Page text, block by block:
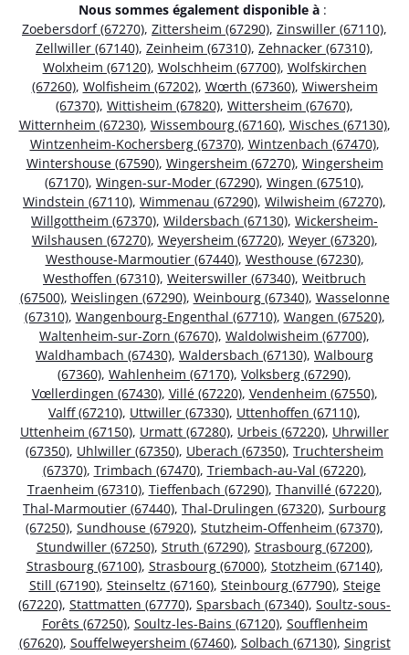
Nous sommes également disponible à :
Zoebersdorf (67270), Zittersheim (67290), Zinswiller (67110),
Zellwiller (67140), Zeinheim (67310), Zehnacker (67310),
Wolxheim (67120), Wolschheim (67700), Wolfskirchen
(67260), Wolfisheim (67202), Wœrth (67360), Wiwersheim
(67370), Wittisheim (67820), Wittersheim (67670),
Witternheim (67230), Wissembourg (67160), Wisches (67130),
Wintzenheim-Kochersberg (67370), Wintzenbach (67470),
Wintershouse (67590), Wingersheim (67270), Wingersheim
(67170), Wingen-sur-Moder (67290), Wingen (67510),
Windstein (67110), Wimmenau (67290), Wilwisheim (67270),
Willgottheim (67370), Wildersbach (67130), Wickersheim-
Wilshausen (67270), Weyersheim (67720), Weyer (67320),
Westhouse-Marmoutier (67440), Westhouse (67230),
Westhoffen (67310), Weiterswiller (67340), Weitbruch
(67500), Weislingen (67290), Weinbourg (67340), Wasselonne
(67310), Wangenbourg-Engenthal (67710), Wangen (67520),
Waltenheim-sur-Zorn (67670), Waldolwisheim (67700),
Waldhambach (67430), Waldersbach (67130), Walbourg
(67360), Wahlenheim (67170), Volksberg (67290),
Vœllerdingen (67430), Villé (67220), Vendenheim (67550),
Valff (67210), Uttwiller (67330), Uttenhoffen (67110),
Uttenheim (67150), Urmatt (67280), Urbeis (67220), Uhrwiller
(67350), Uhlwiller (67350), Uberach (67350), Truchtersheim
(67370), Trimbach (67470), Triembach-au-Val (67220),
Traenheim (67310), Tieffenbach (67290), Thanvillé (67220),
Thal-Marmoutier (67440), Thal-Drulingen (67320), Surbourg
(67250), Sundhouse (67920), Stutzheim-Offenheim (67370),
Stundwiller (67250), Struth (67290), Strasbourg (67200),
Strasbourg (67100), Strasbourg (67000), Stotzheim (67140),
Still (67190), Steinseltz (67160), Steinbourg (67790), Steige
(67220), Stattmatten (67770), Sparsbach (67340), Soultz-sous-
Forêts (67250), Soultz-les-Bains (67120), Soufflenheim
(67620), Souffelweyersheim (67460), Solbach (67130), Singrist